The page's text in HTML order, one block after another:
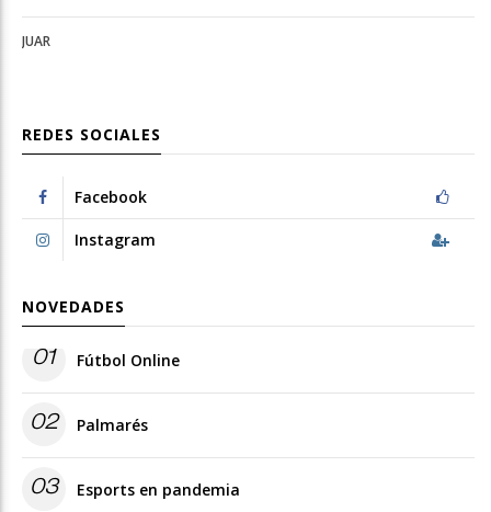
JUAR
REDES SOCIALES
Facebook
Instagram
NOVEDADES
01 Fútbol Online
02 Palmarés
03 Esports en pandemia